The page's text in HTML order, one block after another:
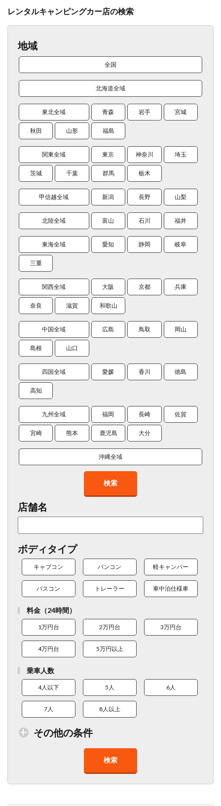
レンタルキャンピングカー店の検索
地域
全国
北海道全域
東北全域 青森 岩手 宮城
秋田 山形 福島
関東全域 東京 神奈川 埼玉
茨城 千葉 群馬 栃木
甲信越全域 新潟 長野 山梨
北陸全域 富山 石川 福井
東海全域 愛知 静岡 岐阜
三重
関西全域 大阪 京都 兵庫
奈良 滋賀 和歌山
中国全域 広島 鳥取 岡山
島根 山口
四国全域 愛媛 香川 徳島
高知
九州全域 福岡 長崎 佐賀
宮崎 熊本 鹿児島 大分
沖縄全域
検索
店舗名
ボディタイプ
キャブコン バンコン 軽キャンパー
バスコン トレーラー 車中泊仕様車
料金（24時間）
1万円台 2万円台 3万円台
4万円台 5万円以上
乗車人数
4人以下 5人 6人
7人 8人以上
その他の条件
検索